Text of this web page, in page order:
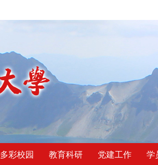
多彩校园 教育科研 党建工作 学